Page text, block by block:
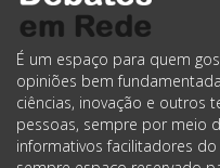
É um espaço para quem
opiniões bem
ciências, inovação e outros
pessoas, sempre por meio
informativos facilitadores